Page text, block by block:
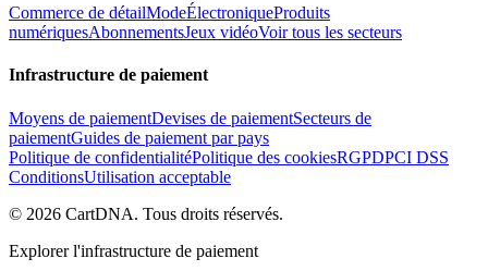
Commerce de détailModeÉlectroniqueProduits
numériquesAbonnementsJeux vidéoVoir tous les secteurs
Infrastructure de paiement
Moyens de paiementDevises de paiementSecteurs de
paiementGuides de paiement par pays
Politique de confidentialitéPolitique des cookiesRGPDPCI DSS
ConditionsUtilisation acceptable
© 2026 CartDNA. Tous droits réservés.
Explorer l'infrastructure de paiement